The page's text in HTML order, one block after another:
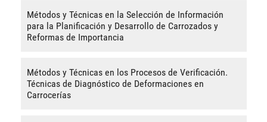
Métodos y Técnicas en la Selección de Información
para la Planificación y Desarrollo de Carrozados y
Reformas de Importancia
Métodos y Técnicas en los Procesos de Verificación.
Técnicas de Diagnóstico de Deformaciones en
Carrocerías